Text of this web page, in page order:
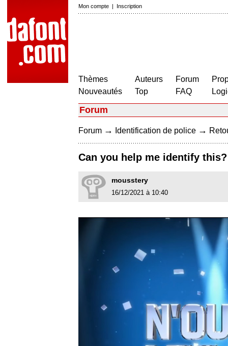
Mon compte | Inscription
Thèmes
Nouveautés
Auteurs
Top
Forum
FAQ
Forum
Forum → Identification de police →
Can you help me identify this?
mousstery
16/12/2021 à 10:40